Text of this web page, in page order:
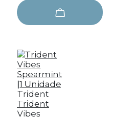
Trident
Trident
Vibes